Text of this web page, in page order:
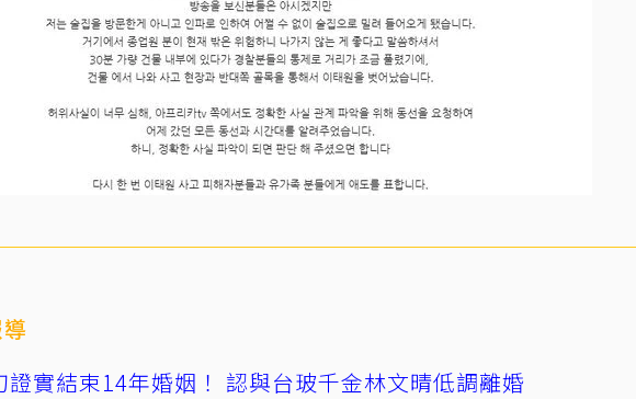
證實結束14年婚姻！ 認與台玻千金林文晴低調離婚